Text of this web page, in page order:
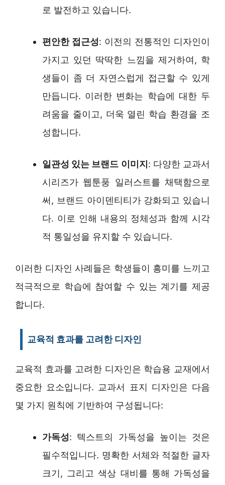
로 발전하고 있습니다.
편안한 접근성: 이전의 전통적인 디자인이
가지고 있던 딱딱한 느낌을 제거하여, 학
생들이 좀 더 자연스럽게 접근할 수 있게
만듭니다. 이러한 변화는 학습에 대한 두
려움을 줄이고, 더욱 열린 학습 환경을 조
성합니다.
일관성 있는 브랜드 이미지: 다양한 교과서
시리즈가 웹툰풍 일러스트를 채택함으로
써, 브랜드 아이덴티티가 강화되고 있습니
다. 이로 인해 내용의 정체성과 함께 시각
적 통일성을 유지할 수 있습니다.
이러한 디자인 사례들은 학생들이 흥미를 느끼고
적극적으로 학습에 참여할 수 있는 계기를 제공
합니다.
교육적 효과를 고려한 디자인
교육적 효과를 고려한 디자인은 학습용 교재에서
중요한 요소입니다. 교과서 표지 디자인은 다음
몇 가지 원칙에 기반하여 구성됩니다:
가독성: 텍스트의 가독성을 높이는 것은
필수적입니다. 명확한 서체와 적절한 글자
크기, 그리고 색상 대비를 통해 가독성을